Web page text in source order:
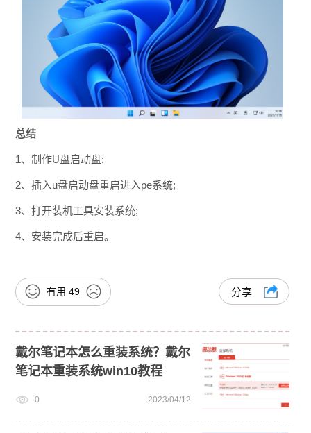
总结
1、制作U盘启动盘;
2、插入u盘启动盘重启进入pe系统;
3、打开装机工具安装系统;
4、安装完成后重启。
有用 49 分享
戴尔笔记本怎么重装系统？戴尔
笔记本重装系统win10教程
0 2023/04/12